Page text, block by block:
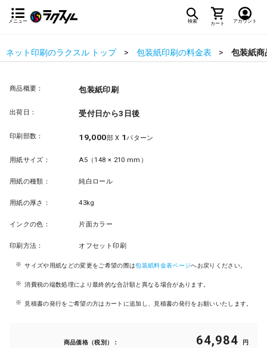
メニュー 検索 カート アカウント
ネット印刷のラクスル トップ 包装紙印刷の料金表 包装紙商
商品概要： 包装紙印刷
出荷日： 受付日から3日後
印刷部数： 19,000部 X 1パターン
用紙サイズ： A5（148 × 210 mm）
用紙の種類： 純白ロール
用紙の厚さ： 43kg
インクの色： 片面カラー
印刷方法： オフセット印刷
サイズや用紙などの変更をご希望の際は包装紙料金表ページへお戻りください。
消費税の端数処理により最終的な合計額と異なる場合があります。
見積書の発行をご希望の方はカートに追加し、見積書の発行をお願いいたします。
商品価格（税別）： 64,984 円